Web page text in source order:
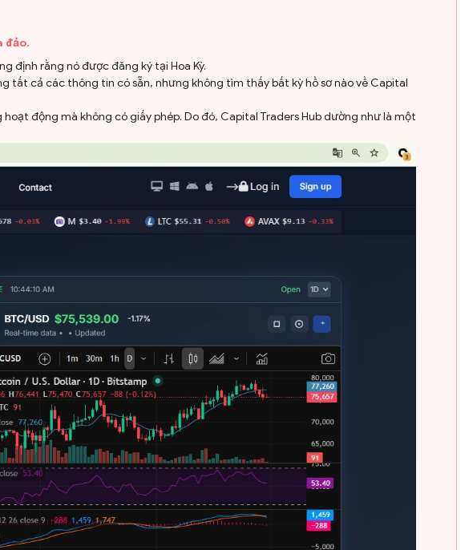
đảo.
định rằng nó được đăng ký tại Hoa Kỳ.
tất cả các thông tin có sẵn, nhưng không tìm thấy bất kỳ hồ sơ nào về Capital
động mà không có giấy phép. Do đó, Capital Traders Hub dường như là một